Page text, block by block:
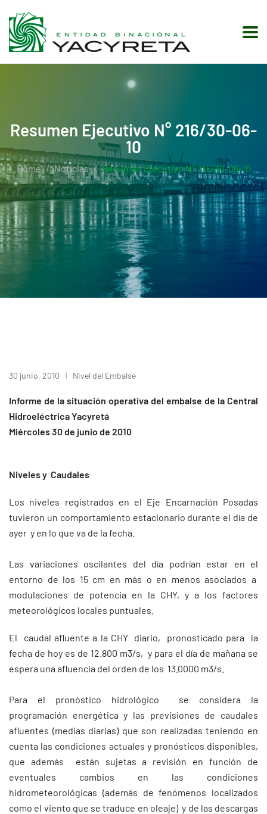
Resumen Ejecutivo N° 216/30-06-
10
Home Noticias Resumen Ejecutivo N° 216/30-06-10
30 junio, 2010 Nivel del Embalse
Informe de la situación operativa del embalse de la Central
Hidroeléctrica Yacyretá
Miércoles 30 de junio de 2010
Niveles y Caudales
Los niveles registrados en el Eje Encarnación Posadas
tuvieron un comportamiento estacionario durante el día de
ayer y en lo que va de la fecha.
Las variaciones oscilantes del día podrían estar en el
entorno de los 15 cm en más o en menos asociados a
modulaciones de potencia en la CHY, y a los factores
meteorológicos locales puntuales.
El caudal afluente a la CHY diario, pronosticado para la
fecha de hoy es de 12.800 m3/s, y para el día de mañana se
espera una afluencia del orden de los 13.0000 m3/s.
Para el pronóstico hidrológico se considera la
programación energética y las previsiones de caudales
afluentes (medias diarias) que son realizadas teniendo en
cuenta las condiciones actuales y pronósticos disponibles,
que además están sujetas a revisión en función de
eventuales cambios en las condiciones
hidrometeorológicas (además de fenómenos localizados
como el viento que se traduce en oleaje) y de las descargas